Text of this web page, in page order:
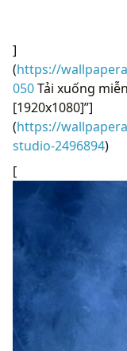
]
(https://
050Tải xuống
[1920x1080]”]
(https://
studio-2496894)
[